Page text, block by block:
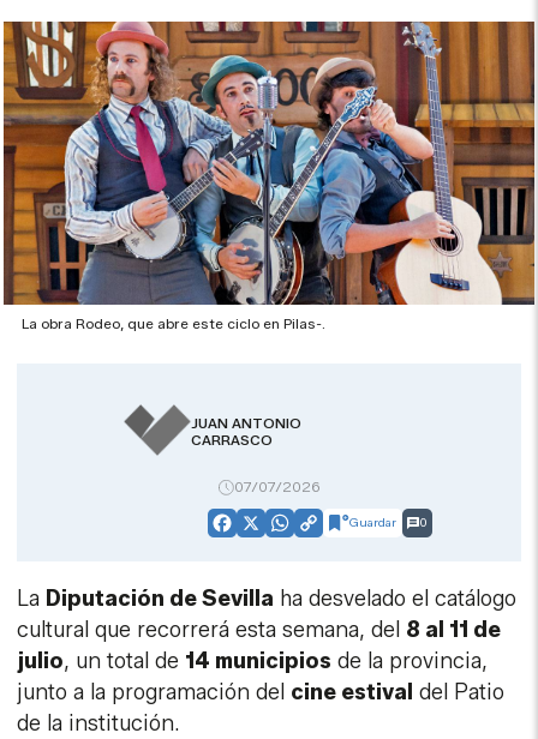
La obra Rodeo, que abre este ciclo en Pilas-.
JUAN ANTONIO
CARRASCO
07/07/2026
Facebook
X WhatsApp
CopyGuardar 0
La Diputación de Sevilla ha desvelado el catálogo
cultural que recorrerá esta semana, del 8 al 11 de
julio, un total de 14 municipios de la provincia,
junto a la programación del cine estival del Patio
de la institución.